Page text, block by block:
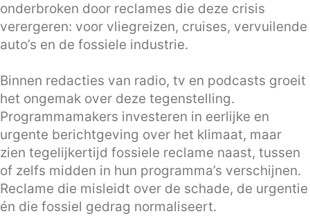
onderbroken door reclames die deze crisis
verergeren: voor vliegreizen, cruises, vervuilende
auto’s en de fossiele industrie.
Binnen redacties van radio, tv en podcasts groeit
het ongemak over deze tegenstelling.
Programmamakers investeren in eerlijke en
urgente berichtgeving over het klimaat, maar
zien tegelijkertijd fossiele reclame naast, tussen
of zelfs midden in hun programma’s verschijnen.
Reclame die misleidt over de schade, de urgentie
én die fossiel gedrag normaliseert.